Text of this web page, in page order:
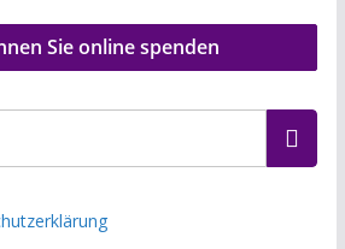
Sie online spenden